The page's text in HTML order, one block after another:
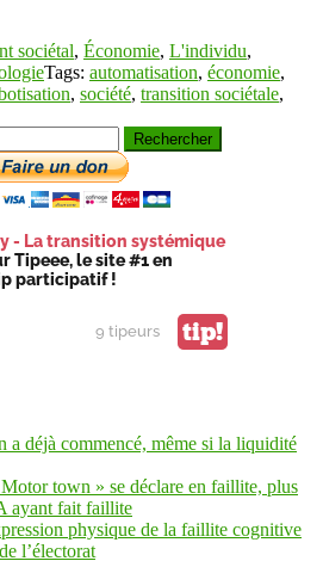
sociétal, Économie, L'individu,
Tags: automatisation, économie,
, société, transition sociétale,
- La transition systémique
Tipeee, le site #1 en
participatif !
9 tipeurs tip!
a déjà commencé, même si la liquidité
town » se déclare en faillite, plus
ayant fait faillite
physique de la faillite cognitive
l’électorat